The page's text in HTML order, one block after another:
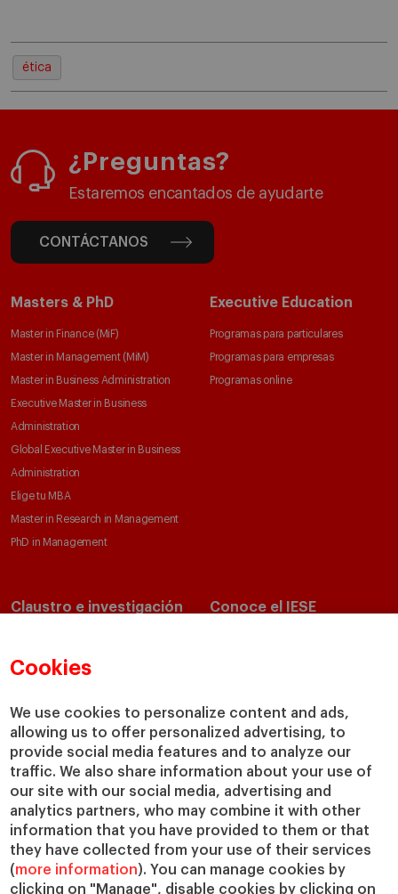
Cookies
We use cookies to personalize content and ads,
allowing us to offer personalized advertising, to
provide social media features and to analyze our
traffic. We also share information about your use of
our site with our social media, advertising and
analytics partners, who may combine it with other
information that you have provided to them or that
they have collected from your use of their services
(more information). You can manage cookies by
clicking on "Manage", disable cookies by clicking on
ética
¿Preguntas?
Estaremos encantados de ayudarte
CONTÁCTANOS
Masters & PhD
Master in Finance (MiF)
Master in Management (MiM)
Master in Business Administration
Executive Master in Business
Administration
Global Executive Master in Business
Administration
Elige tu MBA
Master in Research in Management
PhD in Management
Executive Education
Programas para particulares
Programas para empresas
Programas online
Claustro e investigación
Departamentos académicos
Cátedras
IESE Insight
IESE Publishing
Conoce el IESE
Nuestro impacto
Colabora con el IESE
Servicios
Biblioteca
Canal de Compliance
Capellanía
IESE Shop